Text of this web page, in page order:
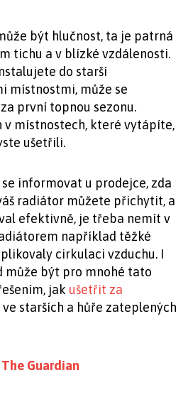
být hlučnost, ta je patrná
tichu a v blízké vzdálenosti.
do starší
místnostmi, může se
první topnou sezonu.
v místnostech, které vytápíte,
ušetřili.
informovat u prodejce, zda
radiátor můžete přichytit, a
efektivně, je třeba nemít v
například těžké
cirkulaci vzduchu. I
může být pro mnohé tato
jak ušetřit za
ve starších a hůře zateplených
The Guardian